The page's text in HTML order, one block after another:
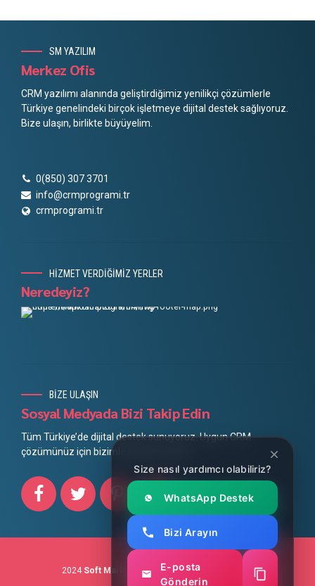
SM YAZILIM
Merkez Ofis
CRM yazılımı alanında geliştirdiğimiz yenilikçi çözümlerle
Türkiye genelindeki birçok işletmeye dijital destek sağlıyoruz.
Bize ulaşın, birlikte büyüyelim.
0(850) 307 3701
info@crmprogrami.tr
crmprogrami.tr
HİZMET VERDİĞİMİZ YERLER
Neredeyiz?
BİZE ULAŞIN
Sosyal Medyada Bizi Takip Edin
Tüm Türkiye’de dijital destek sunuyoruz. Uygun CRM
çözümünüz için bizimle iletişime geçin.
2024 Soft Marketing Mobil Uygulama Geliştirme
Size nasıl yardımcı olabiliriz?
WhatsApp Destek
Bizi Arayın
E-posta
Gönderin